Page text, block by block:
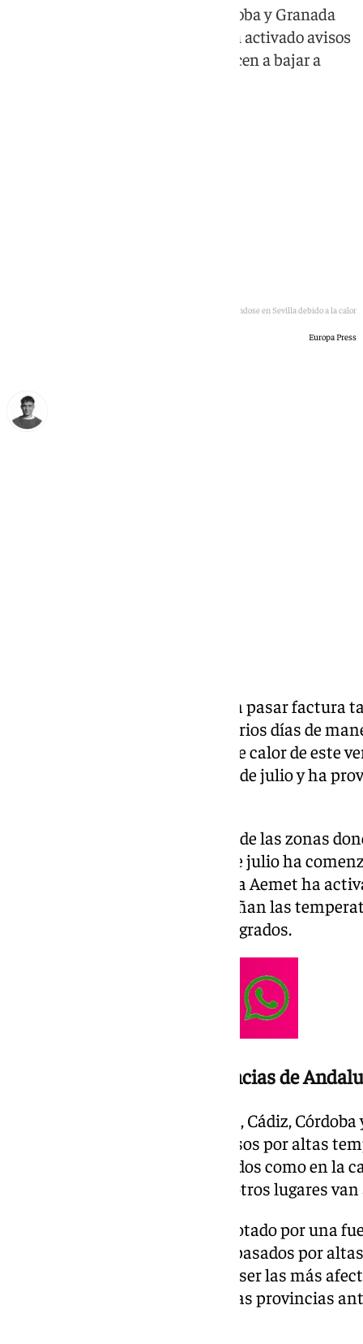
Huelva, Sevilla, Jaén, Cádiz, Córdoba y Granada
son los lugares donde la Aemet ha activado avisos
por el calor, se espera que comiencen a bajar a
Mujer abanicándose en Sevilla debido a la calor
Europa Press
El verano ya está comenzando a pasar factura
Andalucía donde se llevan ya varios días de
temperaturas. La segunda ola de calor de este
península en este primer lunes de julio y ha
La comunidad andaluza es una de las zonas
calor estos días y en este mes de julio ha
andaluzas en alerta por calor. La Aemet ha
el peligro importante que entrañan las
ya que van a superar más de 40 grados.
Calor extremo en seis provincias de
Este lunes, Huelva, Sevilla, Jaén, Cádiz,
donde la Aemet ha activado avisos por altas
destinadas a superar los 40 grados como en la
Jaén o Valle del Guadalquivir y otros lugares
No solo este lunes va a estar azotado por una
miércoles también van a estar pasados por
de Sevilla, Córdoba y Jaén van a ser las más
mientras que el miércoles a estas provincias